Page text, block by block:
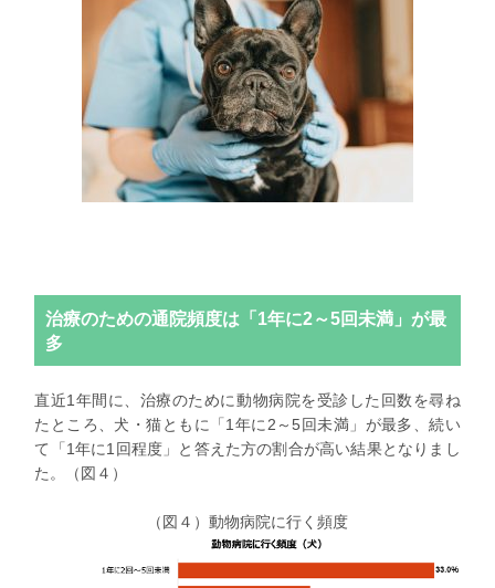
治療のための通院頻度は「1年に2～5回未満」が最
多
直近1年間に、治療のために動物病院を受診した回数を尋ね
たところ、犬・猫ともに「1年に2～5回未満」が最多、続い
て「1年に1回程度」と答えた方の割合が高い結果となりまし
た。（図４）
（図４）動物病院に行く頻度